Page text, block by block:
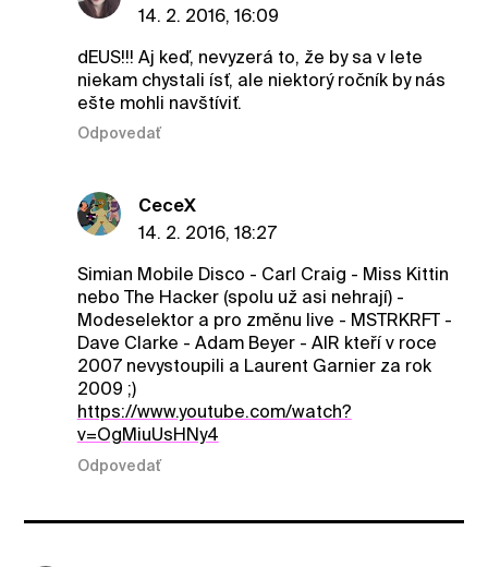
14. 2. 2016, 16:09
dEUS!!! Aj keď, nevyzerá to, že by sa v lete
niekam chystali ísť, ale niektorý ročník by nás
ešte mohli navštíviť.
Odpovedať
CeceX
14. 2. 2016, 18:27
Simian Mobile Disco - Carl Craig - Miss Kittin
nebo The Hacker (spolu už asi nehrají) -
Modeselektor a pro změnu live - MSTRKRFT -
Dave Clarke - Adam Beyer - AIR kteří v roce
2007 nevystoupili a Laurent Garnier za rok
2009 ;)
https://www.youtube.com/watch?
v=OgMiuUsHNy4
Odpovedať